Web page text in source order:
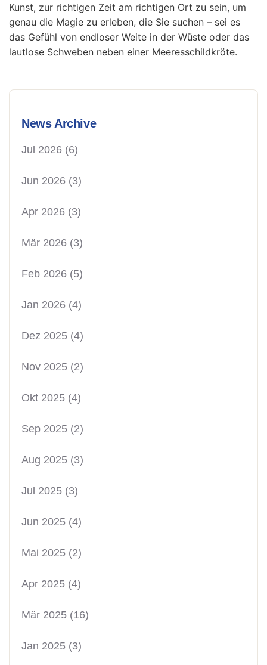
Kunst, zur richtigen Zeit am richtigen Ort zu sein, um
genau die Magie zu erleben, die Sie suchen – sei es
das Gefühl von endloser Weite in der Wüste oder das
lautlose Schweben neben einer Meeresschildkröte.
News Archive
Jul 2026 (6)
Jun 2026 (3)
Apr 2026 (3)
Mär 2026 (3)
Feb 2026 (5)
Jan 2026 (4)
Dez 2025 (4)
Nov 2025 (2)
Okt 2025 (4)
Sep 2025 (2)
Aug 2025 (3)
Jul 2025 (3)
Jun 2025 (4)
Mai 2025 (2)
Apr 2025 (4)
Mär 2025 (16)
Jan 2025 (3)